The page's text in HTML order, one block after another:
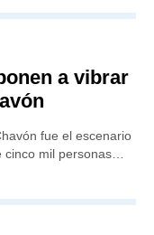
a vibrar
fue el escenario
mil personas…